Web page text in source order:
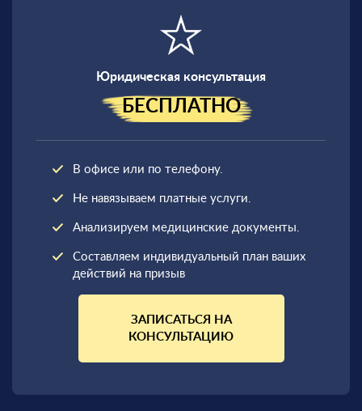
Юридическая консультация
БЕСПЛАТНО
В офисе или по телефону.
Не навязываем платные услуги.
Анализируем медицинские документы.
Составляем индивидуальный план ваших
действий на призыв
ЗАПИСАТЬСЯ НА
КОНСУЛЬТАЦИЮ